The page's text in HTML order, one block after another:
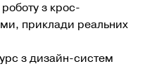
роботу з крос-
приклади реальних
з дизайн-систем